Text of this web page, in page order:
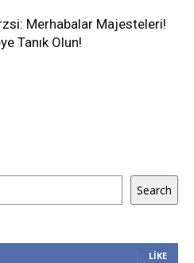
Merhabalar Majesteleri!
Tanık Olun!
Search
LIKE